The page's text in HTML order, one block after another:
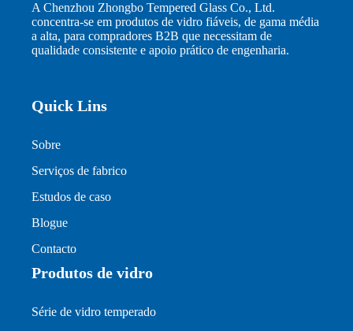
A Chenzhou Zhongbo Tempered Glass Co., Ltd.
concentra-se em produtos de vidro fiáveis, de gama média
a alta, para compradores B2B que necessitam de
qualidade consistente e apoio prático de engenharia.
Quick Lins
Sobre
Serviços de fabrico
Estudos de caso
Blogue
Contacto
Produtos de vidro
Série de vidro temperado